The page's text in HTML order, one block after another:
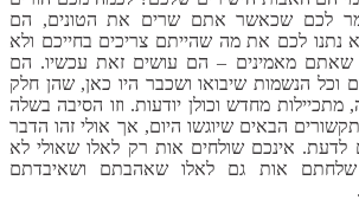
לכם שכאשר אתם שרים את הטונים, הם
נתנו לכם את מה שהייתם צריכים בחייכם ולא
מאמינים – הם עושים זאת עכשיו. הם
וכל הנשמות שיבואו ושכבר היו כאן, שהן חלק
מחדש וכולן יודעות. וזו הסיבה בשלה
הבאים שיוגשו היום, אך אולי זהו הדבר
לדעת. אינכם שולחים אות רק לאלו שאולי לא
אות גם לאלו שאהבתם ושאיבדתם